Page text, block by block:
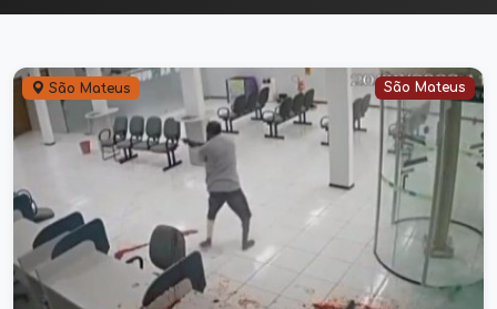
São Mateus São Mateus